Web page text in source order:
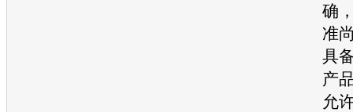
确
准
具
产
允